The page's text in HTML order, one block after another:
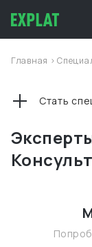
Главная >
Стать